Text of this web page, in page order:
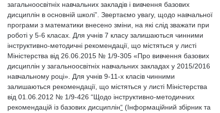
загальноосвітніх навчальних закладів і вивчення базових
дисциплін в основній школі”. Звертаємо увагу, щодо навчальної
програми з математики внесено зміни, на які слід зважати при
роботі у 5-6 класах. Для учнів 7 класу залишаються чинними
інструктивно-методичні рекомендації, що містяться у листі
Міністерства від 26.06.2015 № 1/9-305 «Про вивчення базових
дисциплін у загальноосвітніх навчальних закладах у 2015/2016
навчальному році». Для учнів 9-11-х класів чинними
залишаються рекомендації, що містяться у листі Міністерства
від 01.06.2012 № 1/9-426 “Щодо інструктивно-методичних
рекомендацій із базових дисциплін“ (Інформаційний збірник та